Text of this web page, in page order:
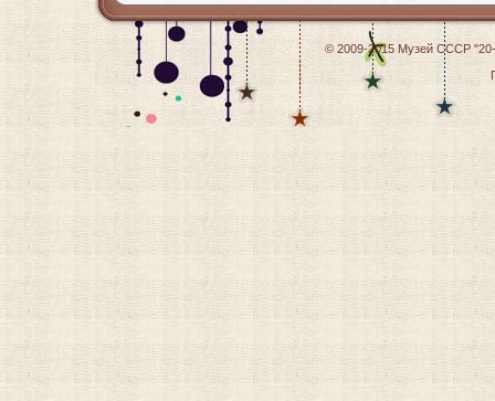
© 2009-2015 Музей СССР